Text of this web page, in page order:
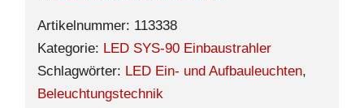
Artikelnummer: 113338
Kategorie: LED SYS-90 Einbaustrahler
Schlagwörter: LED Ein- und Aufbauleuchten,
Beleuchtungstechnik